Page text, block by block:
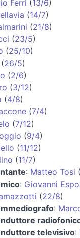
Ferri (13/6)
(14/7)
(21/8)
(23/5)
(25/10)
(26/5)
(2/6)
(3/12)
(4/8)
(7/4)
(7/12)
(9/4)
(11/12)
(11/7)
: Matteo Tosi (
: Giovanni
(22/8)
:
televisivo: